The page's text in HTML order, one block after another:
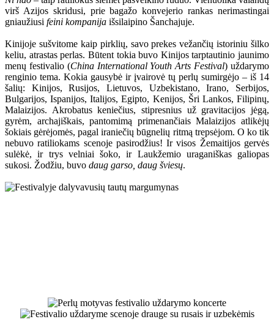
virš Azijos skridusi, prie bagažo konvejerio rankas nerimastingai
gniaužiusi feini kompanija išsilaipino Šanchajuje.
Kinijoje sušvitome kaip pirklių, savo prekes vežančių istoriniu šilko
keliu, atrastas perlas. Būtent tokia buvo Kinijos tarptautinio jaunimo
menų festivalio (China International Youth Arts Festival) uždarymo
renginio tema. Kokia gausybė ir įvairovė tų perlų sumirgėjo – iš 14
šalių: Kinijos, Rusijos, Lietuvos, Uzbekistano, Irano, Serbijos,
Bulgarijos, Ispanijos, Italijos, Egipto, Kenijos, Šri Lankos, Filipinų,
Malaizijos. Akrobatus keniečius, stipresnius už gravitacijos jėgą,
gyrėm, archajiškais, pantomimą primenančiais Malaizijos atlikėjų
šokiais gėrėjomės, pagal iraniečių būgnelių ritmą trepsėjom. O ko tik
nebuvo ratiliokams scenoje pasirodžius! Ir visos Žemaitijos gervės
sulėkė, ir trys velniai šoko, ir Laukžemio uraganiškas galiopas
sukosi. Žodžiu, buvo daug garso, daug šviesų.